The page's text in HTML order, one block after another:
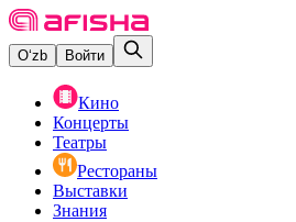
O‘zb Войти
Кино
Концерты
Театры
Рестораны
Выставки
Знания